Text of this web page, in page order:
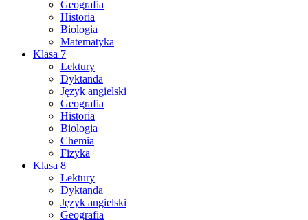
Geografia
Historia
Biologia
Matematyka
Klasa 7
Lektury
Dyktanda
Język angielski
Geografia
Historia
Biologia
Chemia
Fizyka
Klasa 8
Lektury
Dyktanda
Język angielski
Geografia